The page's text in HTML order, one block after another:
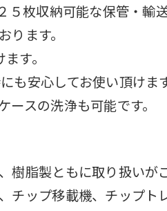
枚収納可能な保管・輸送
ります。
す。
も安心してお使い頂けます
スの洗浄も可能です。
脂製ともに取り扱いが
チップ移載機、チップト